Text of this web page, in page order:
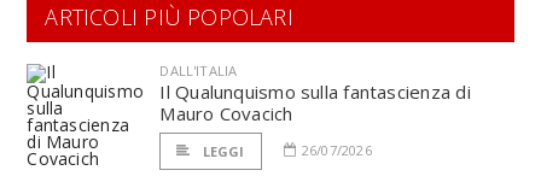
ARTICOLI PIÙ POPOLARI
DALL'ITALIA
Il Qualunquismo sulla fantascienza di
Mauro Covacich
LEGGI 26/07/2026